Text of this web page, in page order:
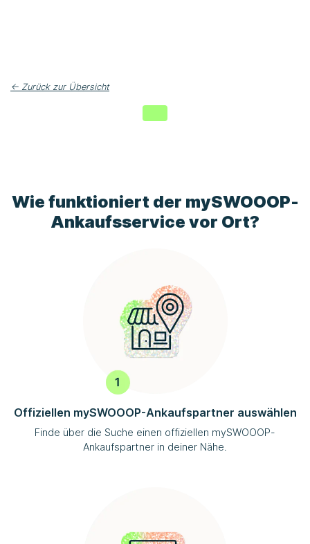
← Zurück zur Übersicht
Wie funktioniert der mySWOOOP-
Ankaufsservice vor Ort?
Offiziellen mySWOOOP-Ankaufspartner auswählen
Finde über die Suche einen offiziellen mySWOOOP-
Ankaufspartner in deiner Nähe.